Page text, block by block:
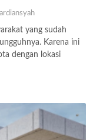
yang sudah
Karena ini
dengan lokasi